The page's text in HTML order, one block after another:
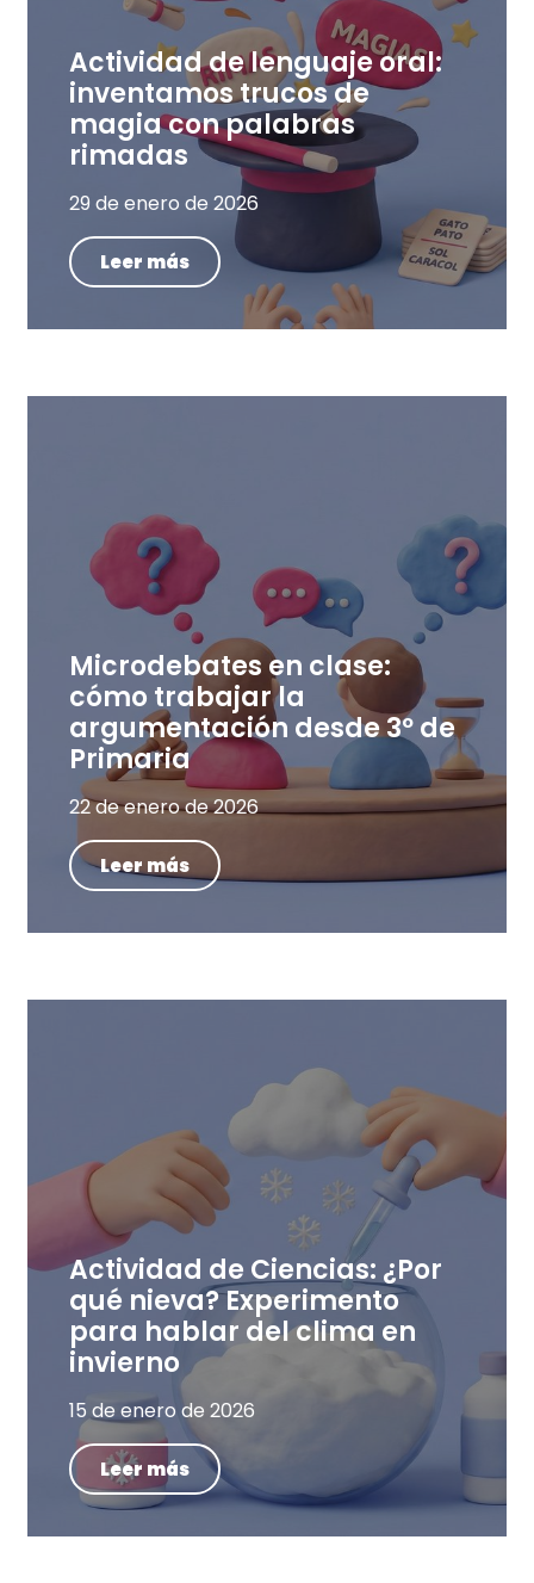
Actividad de lenguaje oral:
inventamos trucos de
magia con palabras
rimadas
29 de enero de 2026
Leer más
Microdebates en clase:
cómo trabajar la
argumentación desde 3º de
Primaria
22 de enero de 2026
Leer más
Actividad de Ciencias: ¿Por
qué nieva? Experimento
para hablar del clima en
invierno
15 de enero de 2026
Leer más